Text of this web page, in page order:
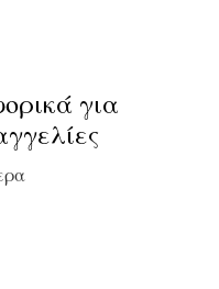
για